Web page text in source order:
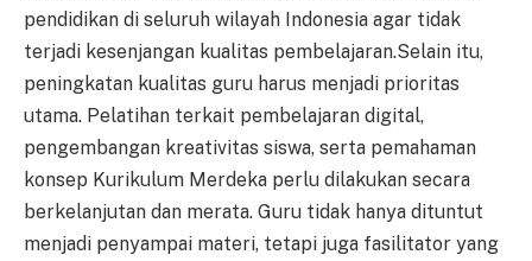
pendidikan di seluruh wilayah Indonesia agar tidak
terjadi kesenjangan kualitas pembelajaran.Selain itu,
peningkatan kualitas guru harus menjadi prioritas
utama. Pelatihan terkait pembelajaran digital,
pengembangan kreativitas siswa, serta pemahaman
konsep Kurikulum Merdeka perlu dilakukan secara
berkelanjutan dan merata. Guru tidak hanya dituntut
menjadi penyampai materi, tetapi juga fasilitator yang